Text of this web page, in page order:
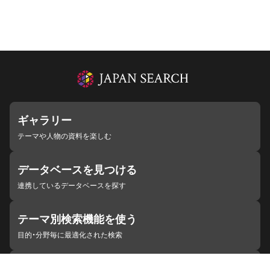
ギャラリー
テーマや人物の資料を楽しむ
データベースを見つける
連携しているデータベースを探す
テーマ別検索機能を使う
目的・分野毎に最適化された検索